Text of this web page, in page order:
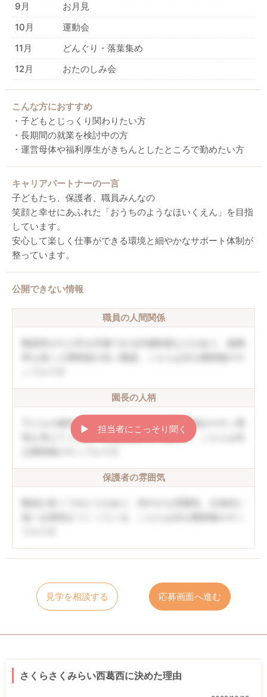
9月
お月見
10月
運動会
11月
どんぐり・落葉集め
12月
おたのしみ会
こんな方におすすめ
・子どもとじっくり関わりたい方
・長期間の就業を検討中の方
・運営母体や福利厚生がきちんとしたところで勤めたい方
キャリアパートナーの一言
子どもたち、保護者、職員みんなの
笑顔と幸せにあふれた「おうちのようなほいくえん」を目指
しています。
安心して楽しく仕事ができる環境と細やかなサポート体制が
整っています。
公開できない情報
職員の人間関係
園長の人柄
子どもの個性を伸ばしていく方針。職員の働きやすい環
境も考えてくれる。口調は穏やかで優しい。こちらは非
保護者の雰囲気
▶︎ 担当者にこっそり聞く
見学を相談する 応募画面へ進む
さくらさくみらい西葛西に決めた理由